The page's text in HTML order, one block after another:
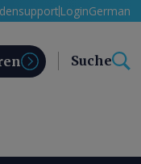
LoginGerman
Suche